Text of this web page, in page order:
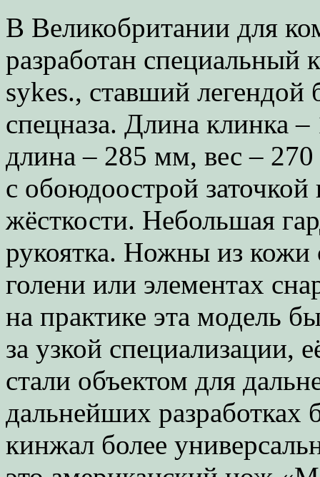
В Великобритании для
разработан специальный
sykes., ставший легендой
спецназа. Длина клинка
длина – 285 мм, вес –
с обоюдоострой
жёсткости. Небольшая
рукоятка. Ножны из кожи
голени или элементах
на практике эта модель
за узкой специализации,
стали объектом для
дальнейших разработках
кинжал более